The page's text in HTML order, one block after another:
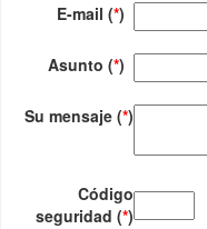
E-mail (*)
Asunto (*)
Su mensaje (*)
Código
seguridad (*)